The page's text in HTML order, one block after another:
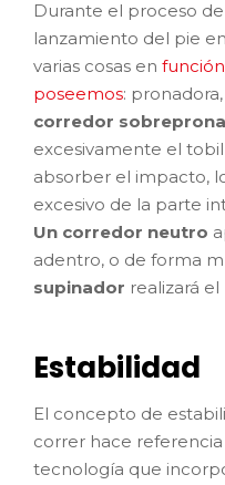
Durante el proceso
lanzamiento del pie
varias cosas en
poseemos:
corredor
excesivamente el
absorber el impacto,
excesivo de la parte
Un corredor neutro
adentro, o de forma
supinador realizará
Estabilidad
El concepto de
correr hace
tecnología que